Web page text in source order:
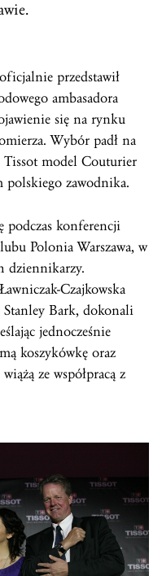
przedstawił
ambasadora
się na rynku
Wybór padł na
Tissot model Couturier
polskiego zawodnika.
podczas konferencji
Polonia Warszawa, w
dziennikarzy.
Czajkowska
Stanley Bark, dokonali
jednocześnie
koszykówkę oraz
ze współpracą z